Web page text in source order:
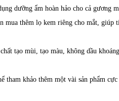
dưỡng ẩm hoàn hảo cho cả gương
mua thêm lọ kem riêng cho mắt, giúp
tạo mùi, tạo màu, không dầu
tham khảo thêm một vài sản phẩm